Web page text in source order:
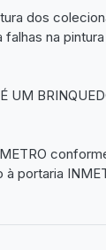
dos
falhas na
UM
portaria